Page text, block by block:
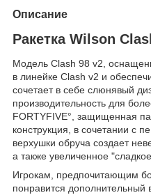
Описание
Ракетка Wilson
Модель Clash 98 v2,
в линейке Clash v2 и
сочетает в себе слюнявый
производительность для
FORTYFIVE°, защищенная
конструкция, в сочетании с
верхушки обруча создает
а также увеличенное
Игрокам, предпочитающим
понравится дополнительный